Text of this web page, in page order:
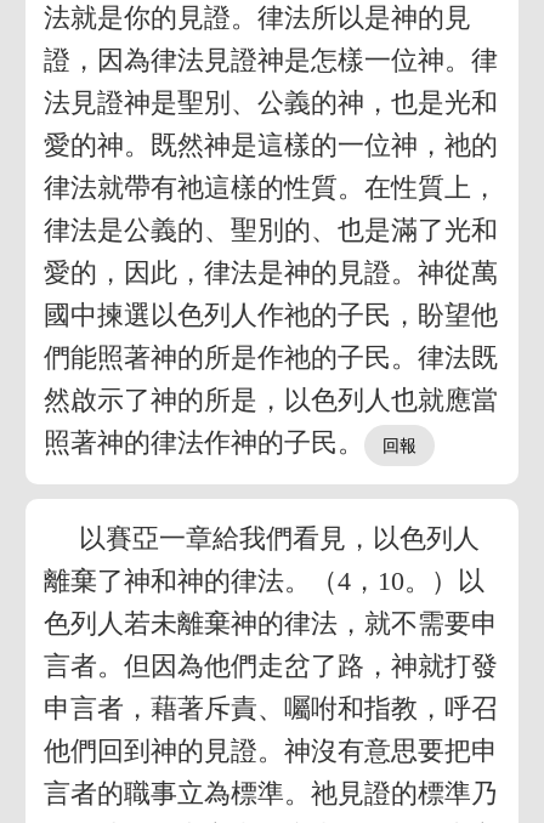
法就是你的見證。律法所以是神的見
證，因為律法見證神是怎樣一位神。律
法見證神是聖別、公義的神，也是光和
愛的神。既然神是這樣的一位神，祂的
律法就帶有祂這樣的性質。在性質上，
律法是公義的、聖別的、也是滿了光和
愛的，因此，律法是神的見證。神從萬
國中揀選以色列人作祂的子民，盼望他
們能照著神的所是作祂的子民。律法既
然啟示了神的所是，以色列人也就應當
照著神的律法作神的子民。
以賽亞一章給我們看見，以色列人
離棄了神和神的律法。（4，10。）以
色列人若未離棄神的律法，就不需要申
言者。但因為他們走岔了路，神就打發
申言者，藉著斥責、囑咐和指教，呼召
他們回到神的見證。神沒有意思要把申
言者的職事立為標準。祂見證的標準乃